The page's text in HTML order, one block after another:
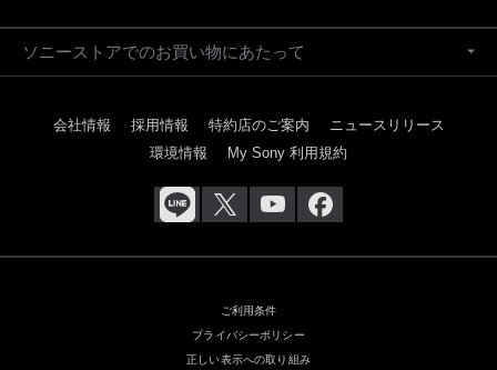
ソニーストアでのお買い物にあたって
会社情報 採用情報 特約店のご案内
ニュースリリース
環境情報
My Sony 利用規約
ご利用条件
プライバシーポリシー
正しい表示への取り組み